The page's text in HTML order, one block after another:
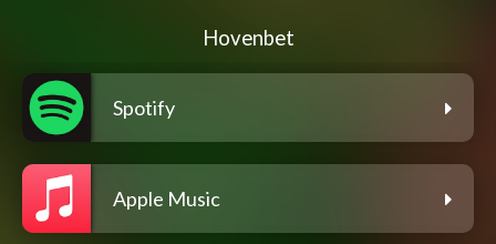
Hovenbet
Spotify
Apple Music